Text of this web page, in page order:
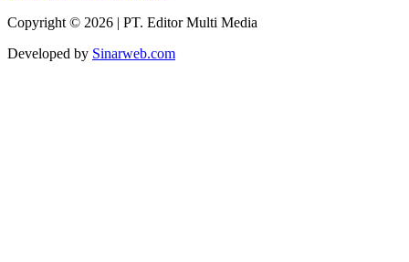
Copyright © 2026 | PT. Editor Multi Media
Developed by Sinarweb.com